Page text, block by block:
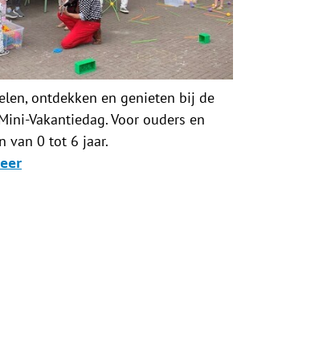
ontdekken en genieten bij de
Vakantiedag. Voor ouders en
van 0 tot 6 jaar.